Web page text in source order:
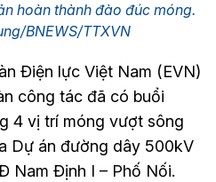
hoàn thành đào đúc móng.
BNEWS/TTXVN
Điện lực Việt Nam (EVN)
công tác đã có buổi
4 vị trí móng vượt sông
Dự án đường dây 500kV
Nam Định I – Phố Nối.